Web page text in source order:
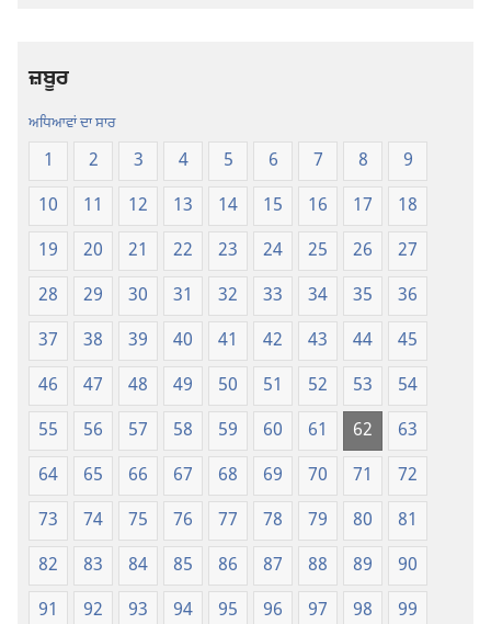
ਜ਼ਬੂਰ
ਅਧਿਆਵਾਂ ਦਾ ਸਾਰ
1 2 3 4 5 6 7 8
9
10
11 12 13 14 15 16 17
18
19
20 21 22 23 24 25 26
27
28
29 30 31 32 33 34 35
36
37
38 39 40 41 42 43 44
45
46
47 48 49 50 51 52 53
54
55
56 57 58 59 60 61 62
63
64
65 66 67 68 69 70 71
72
73
74 75 76 77 78 79 80
81
82
83 84 85 86 87 88 89
90
91
92 93 94 95 96 97 98
99